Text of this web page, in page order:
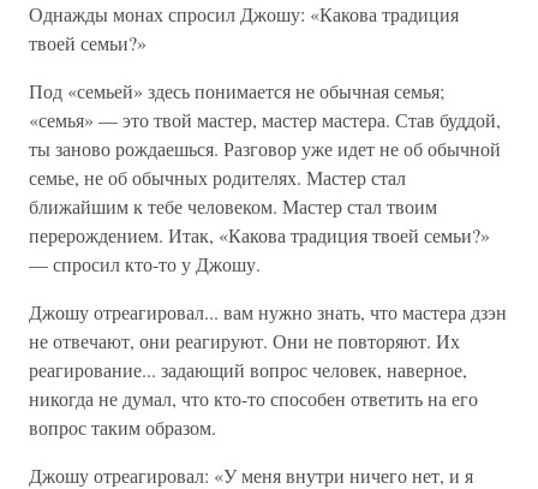
Однажды монах спросил Джошу: «Какова традиция
твоей семьи?»
Под «семьей» здесь понимается не обычная семья;
«семья» — это твой мастер, мастер мастера. Став буддой,
ты заново рождаешься. Разговор уже идет не об обычной
семье, не об обычных родителях. Мастер стал
ближайшим к тебе человеком. Мастер стал твоим
перерождением. Итак, «Какова традиция твоей семьи?»
— спросил кто-то у Джошу.
Джошу отреагировал... вам нужно знать, что мастера дзэн
не отвечают, они реагируют. Они не повторяют. Их
реагирование... задающий вопрос человек, наверное,
никогда не думал, что кто-то способен ответить на его
вопрос таким образом.
Джошу отреагировал: «У меня внутри ничего нет, и я